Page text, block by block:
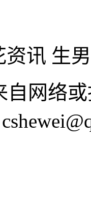
讯 生
自网络